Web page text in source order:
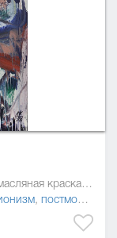
203 x 143 см, холст, акриловая краска, масляная краска, эмаль
, постмодернизм